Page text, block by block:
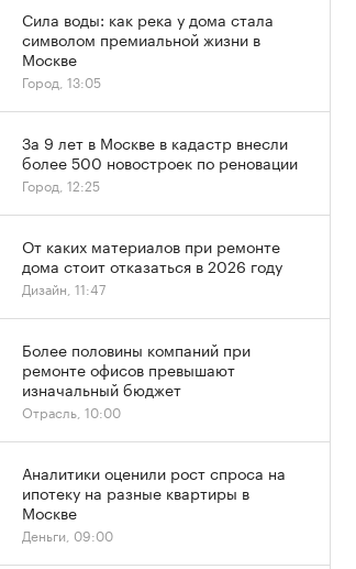
Сила воды: как река у дома стала
символом премиальной жизни в
Москве
Город, 13:05
За 9 лет в Москве в кадастр внесли
более 500 новостроек по реновации
Город, 12:25
От каких материалов при ремонте
дома стоит отказаться в 2026 году
Дизайн, 11:47
Более половины компаний при
ремонте офисов превышают
изначальный бюджет
Отрасль, 10:00
Аналитики оценили рост спроса на
ипотеку на разные квартиры в
Москве
Деньги, 09:00